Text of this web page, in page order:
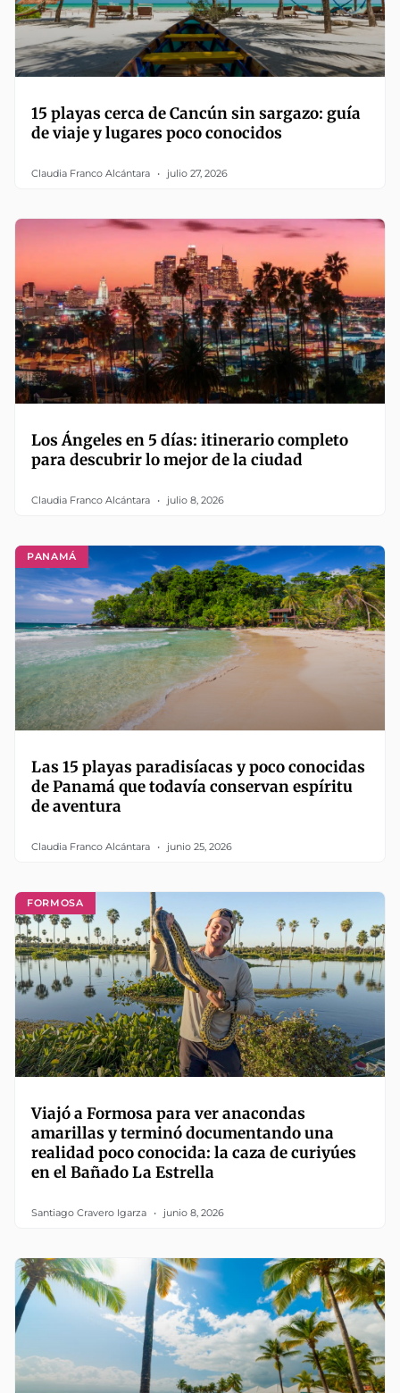
15 playas cerca de Cancún sin sargazo: guía
de viaje y lugares poco conocidos
Claudia Franco Alcántara julio 27, 2026
Los Ángeles en 5 días: itinerario completo
para descubrir lo mejor de la ciudad
Claudia Franco Alcántara julio 8, 2026
PANAMÁ
Las 15 playas paradisíacas y poco conocidas
de Panamá que todavía conservan espíritu
de aventura
Claudia Franco Alcántara junio 25, 2026
FORMOSA
Viajó a Formosa para ver anacondas
amarillas y terminó documentando una
realidad poco conocida: la caza de curiyúes
en el Bañado La Estrella
Santiago Cravero Igarza junio 8, 2026